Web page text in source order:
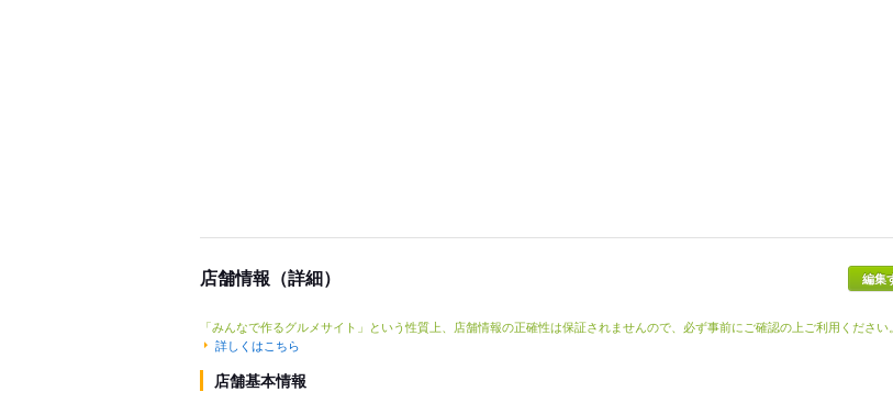
店舗情報（詳細）
「みんなで作るグルメサイト」という性質上、店舗情報の正確性は保証されませんので、必ず事前にご確認の上ご利用ください。
詳しくはこちら
店舗基本情報